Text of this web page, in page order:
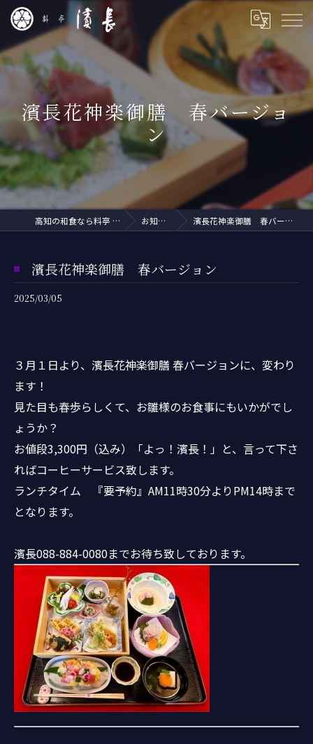
濱長花神楽御膳 春バージョ
ン
高知の和食なら料亭 濱長 お知らせ 濱長花神楽御膳 春バージョン
濱長花神楽御膳 春バージョン
2025/03/05
３月１日より、濱長花神楽御膳 春バージョンに、変わり
ます！
見た目も春歩らしくて、お雛様のお食事にもいかがでし
ょうか？
お値段3,300円（込み）「よっ！濱長！」と、言って下さ
ればコーヒーサービス致します。
ランチタイム 『要予約』AM11時30分よりPM14時まで
となります。
濱長088-884-0080までお待ち致しております。